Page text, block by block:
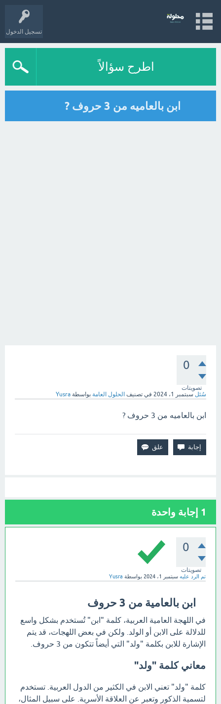
تسجيل الدخول
اطرح سؤالاً
ابن بالعاميه من 3 حروف ?
0
تصويتات
سُئل سبتمبر 1، 2024 في تصنيف الحلول العامة بواسطة Yusra
ابن بالعاميه من 3 حروف ?
1 إجابة واحدة
0
تصويتات
تم الرد عليه سبتمبر 1، 2024 بواسطة Yusra
ابن بالعامية من 3 حروف
في اللهجة العامية العربية، كلمة "ابن" تُستخدم بشكل واسع
للدلالة على الابن أو الولد. ولكن في بعض اللهجات، قد يتم
الإشارة للابن بكلمة "ولد" التي أيضاً تتكون من 3 حروف.
معاني كلمة "ولد"
كلمة "ولد" تعني الابن في الكثير من الدول العربية. تستخدم
لتسمية الذكور وتعبر عن العلاقة الأسرية. على سبيل المثال،